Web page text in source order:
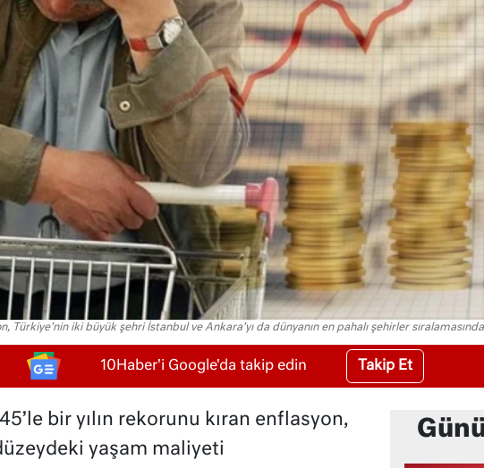
Türkiye'nin iki büyük şehri İstanbul ve Ankara'yı da dünyanın en pahalı şehirler sıralamasında
10Haber'i Google'da takip edin Takip Et
bir yılın rekorunu kıran enflasyon,
yaşam maliyeti